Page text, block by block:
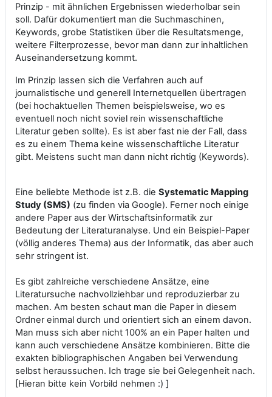
Prinzip - mit ähnlichen Ergebnissen wiederholbar sein
soll. Dafür dokumentiert man die Suchmaschinen,
Keywords, grobe Statistiken über die Resultatsmenge,
weitere Filterprozesse, bevor man dann zur inhaltlichen
Auseinandersetzung kommt.
Im Prinzip lassen sich die Verfahren auch auf
journalistische und generell Internetquellen übertragen
(bei hochaktuellen Themen beispielsweise, wo es
eventuell noch nicht soviel rein wissenschaftliche
Literatur geben sollte). Es ist aber fast nie der Fall, dass
es zu einem Thema keine wissenschaftliche Literatur
gibt. Meistens sucht man dann nicht richtig (Keywords).
Eine beliebte Methode ist z.B. die Systematic Mapping
Study (SMS) (zu finden via Google). Ferner noch einige
andere Paper aus der Wirtschaftsinformatik zur
Bedeutung der Literaturanalyse. Und ein Beispiel-Paper
(völlig anderes Thema) aus der Informatik, das aber auch
sehr stringent ist.
Es gibt zahlreiche verschiedene Ansätze, eine
Literatursuche nachvollziehbar und reproduzierbar zu
machen. Am besten schaut man die Paper in diesem
Ordner einmal durch und orientiert sich an einem davon.
Man muss sich aber nicht 100% an ein Paper halten und
kann auch verschiedene Ansätze kombinieren. Bitte die
exakten bibliographischen Angaben bei Verwendung
selbst heraussuchen. Ich trage sie bei Gelegenheit nach.
[Hieran bitte kein Vorbild nehmen :) ]